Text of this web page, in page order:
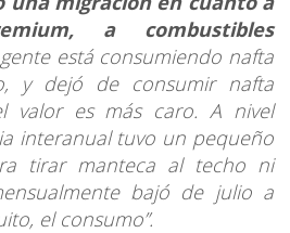
a combustibles
está consumiendo nafta
y dejó de consumir nafta
valor es más caro. A nivel
interanual tuvo un pequeño
tirar manteca al techo ni
bajó de julio a
el consumo”.